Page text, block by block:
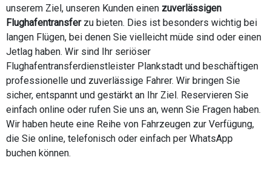
unserem Ziel, unseren Kunden einen zuverlässigen
Flughafentransferzu bieten. Dies ist besonders wichtig bei
langen Flügen, bei denen Sie vielleicht müde sind oder einen
Jetlag haben. Wir sind Ihr seriöser
Flughafentransferdienstleister Plankstadt und beschäftigen
professionelle und zuverlässige Fahrer. Wir bringen Sie
sicher, entspannt und gestärkt an Ihr Ziel. Reservieren Sie
einfach online oder rufen Sie uns an, wenn Sie Fragen haben.
Wir haben heute eine Reihe von Fahrzeugen zur Verfügung,
die Sie online, telefonisch oder einfach per WhatsApp
buchen können.